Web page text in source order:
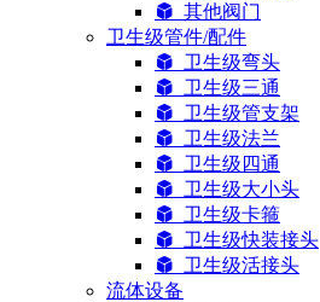
其他阀门
卫生级管件/配件
卫生级弯头
卫生级三通
卫生级管支架
卫生级法兰
卫生级四通
卫生级大小头
卫生级卡箍
卫生级快装接头
卫生级活接头
流体设备